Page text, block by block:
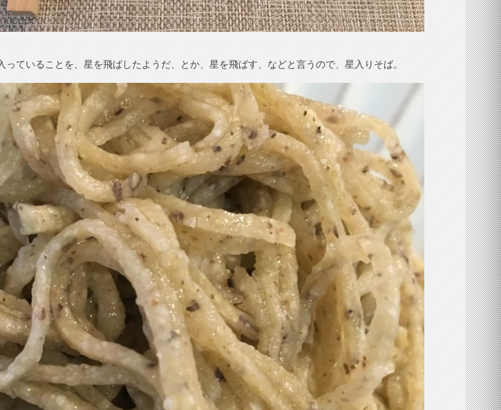
っていることを、星を飛ばしたようだ、とか、星を飛ばす、などと言うので、星入りそば。